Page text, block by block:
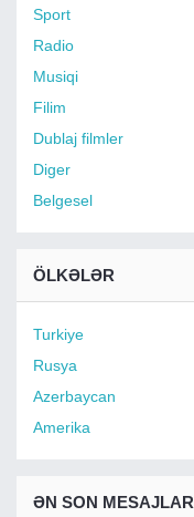
Sport
Radio
Musiqi
Filim
Dublaj filmler
Diger
Belgesel
ÖLKƏLƏR
Turkiye
Rusya
Azerbaycan
Amerika
ƏN SON MESAJLAR